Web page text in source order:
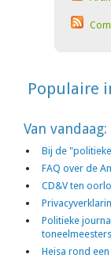
Populaire
Van vandaag:
Bij de
FAQ over de
CD&V ten
Politieke
Heisa rond